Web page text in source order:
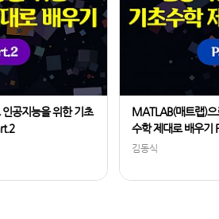
공지능을 위한 기초
MATLAB(매트랩)
수학 제대로 배우기
김동식